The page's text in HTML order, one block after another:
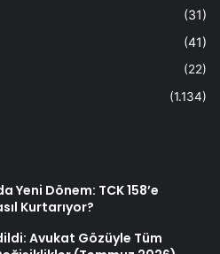
(31)
(41)
(22)
(1.134)
Yeni Dönem: TCK 158’e
Kurtarıyor?
Avukat Gözüyle Tüm